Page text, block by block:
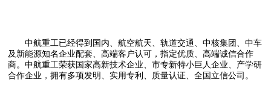
中航重工已经得到国内、航空航天、轨道交通、中核集团、中车
及新能源知名企业配套、高端客户认可，指定优质、高端诚信合作
商。中航重工荣获国家高新技术企业、市专新特小巨人企业、产学研
合作企业，拥有多项发明、实用专利、质量认证、全国立信公司。